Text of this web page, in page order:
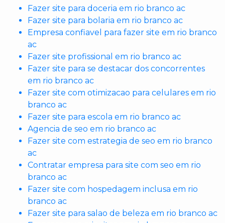
Fazer site para doceria em rio branco ac
Fazer site para bolaria em rio branco ac
Empresa confiavel para fazer site em rio branco
ac
Fazer site profissional em rio branco ac
Fazer site para se destacar dos concorrentes
em rio branco ac
Fazer site com otimizacao para celulares em rio
branco ac
Fazer site para escola em rio branco ac
Agencia de seo em rio branco ac
Fazer site com estrategia de seo em rio branco
ac
Contratar empresa para site com seo em rio
branco ac
Fazer site com hospedagem inclusa em rio
branco ac
Fazer site para salao de beleza em rio branco ac